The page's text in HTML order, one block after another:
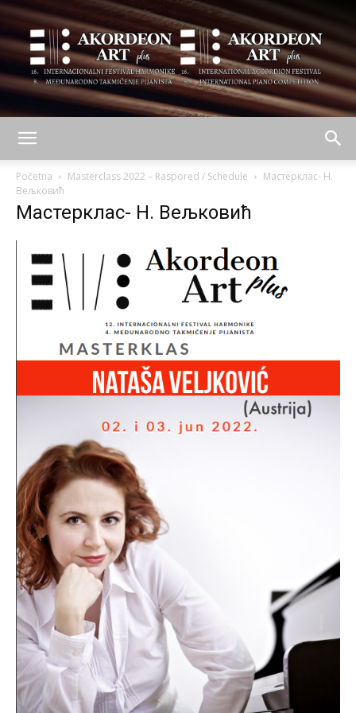
ART
plus
Početna Masterclass 2022 – Raspored / Schedule
Мастерклас- Н.
Вељковић
Мастерклас- Н. Вељковић